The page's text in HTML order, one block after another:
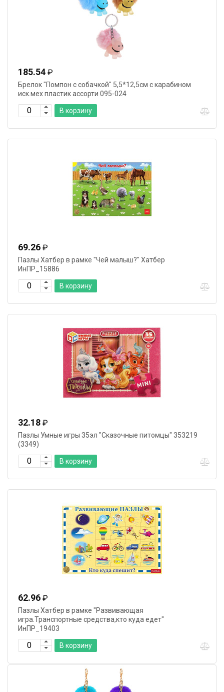
185.54 ₽
Брелок "Помпон с собачкой" 5,5*12,5см с карабином
иск.мех пластик ассорти 095-024
В корзину
69.26 ₽
Пазлы Хатбер в рамке "Чей малыш?" Хатбер
ИнПР_15886
В корзину
32.18 ₽
Пазлы Умные игры 35эл "Сказочные питомцы" 353219
(3349)
В корзину
62.96 ₽
Пазлы Хатбер в рамке "Развивающая
игра.Транспортные средства,кто куда едет"
ИнПР_19403
В корзину